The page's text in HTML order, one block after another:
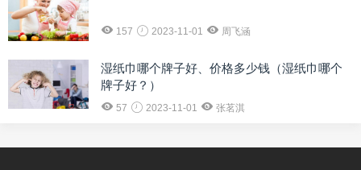
157 2023-11-01 周飞涵
湿纸巾哪个牌子好、价格多少钱（湿纸巾哪个
牌子好？）
57 2023-11-01 张茗淇